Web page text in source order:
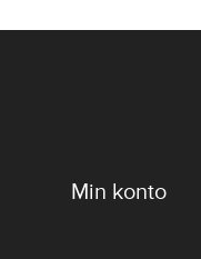
Min konto